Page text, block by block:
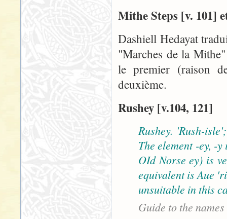
Mithe Steps [v. 101]
Dashiell Hedayat
"Marches de la
le premier (raison
deuxième.
Rushey [v.104, 121]
Rushey. 'Rush-
The element -ey, -
OId Norse ey) is
equivalent is Aue
unsuitable in this
Guide to the names